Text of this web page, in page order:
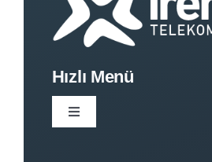
Hızlı Menü
Toggle
Navigation